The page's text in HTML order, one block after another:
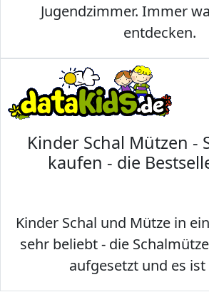
Jugendzimmer. Immer
entdecken.
Kinder Schal Mützen -
kaufen - die
Kinder Schal und Mütze in
sehr beliebt - die
aufgesetzt und es